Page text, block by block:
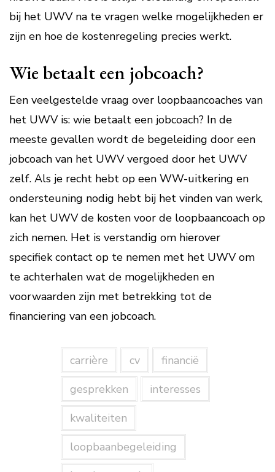
bij het UWV na te vragen welke mogelijkheden er
zijn en hoe de kostenregeling precies werkt.
Wie betaalt een jobcoach?
Een veelgestelde vraag over loopbaancoaches van
het UWV is: wie betaalt een jobcoach? In de
meeste gevallen wordt de begeleiding door een
jobcoach van het UWV vergoed door het UWV
zelf. Als je recht hebt op een WW-uitkering en
ondersteuning nodig hebt bij het vinden van werk,
kan het UWV de kosten voor de loopbaancoach op
zich nemen. Het is verstandig om hierover
specifiek contact op te nemen met het UWV om
te achterhalen wat de mogelijkheden en
voorwaarden zijn met betrekking tot de
financiering van een jobcoach.
carrière cv
financië
gesprekken
interesses
kwaliteiten
loopbaanbegeleiding